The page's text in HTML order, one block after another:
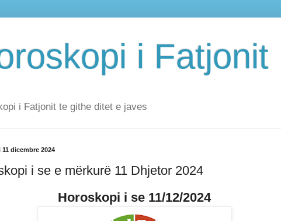
i Fatjonit
i Fatjonit te githe ditet e javes
dicembre 2024
i se e mërkurë 11 Dhjetor 2024
Horoskopi i se 11/12/2024